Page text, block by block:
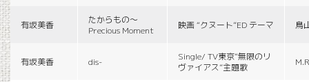
有坂美香
たからもの〜
Precious Moment
映画 “クヌート”ED テーマ 鳥
有坂美香 dis-
Single/ TV東京“無限のリ
ヴァイアス”主題歌